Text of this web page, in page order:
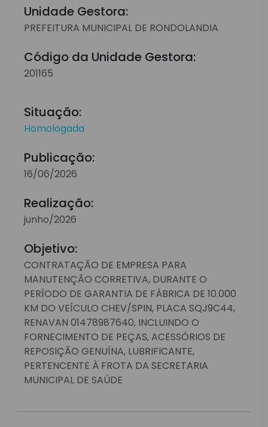
Unidade Gestora:
PREFEITURA MUNICIPAL DE RONDOLANDIA
Código da Unidade Gestora:
201165
Situação:
Homologada
Publicação:
16/06/2026
Realização:
junho/2026
Objetivo:
CONTRATAÇÃO DE EMPRESA PARA
MANUTENÇÃO CORRETIVA, DURANTE O
PERÍODO DE GARANTIA DE FÁBRICA DE 10.000
KM DO VEÍCULO CHEV/SPIN, PLACA SQJ9C44,
RENAVAN 01478987640, INCLUINDO O
FORNECIMENTO DE PEÇAS, ACESSÓRIOS DE
REPOSIÇÃO GENUÍNA, LUBRIFICANTE,
PERTENCENTE À FROTA DA SECRETARIA
MUNICIPAL DE SAÚDE